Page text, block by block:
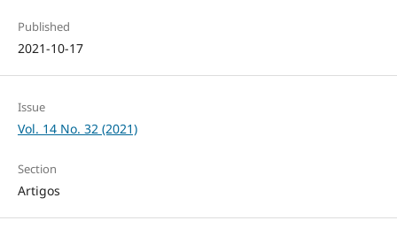
Published
2021-10-17
Issue
Vol. 14 No. 32 (2021)
Section
Artigos